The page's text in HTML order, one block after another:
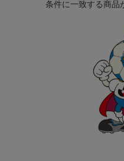
条件に一致する商品